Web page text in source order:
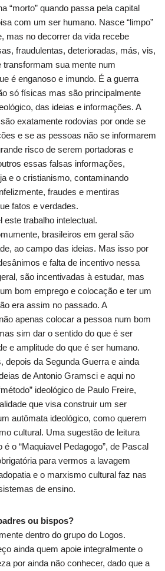
“morto” quando passa pela capital
com um ser humano. Nasce “limpo”
mas no decorrer da vida recebe
fraudulentas, deterioradas, más, vis,
transformam sua mente num
é enganoso e imundo. É a guerra
só físicas mas são principalmente
das ideias e informações. A
exatamente rodovias por onde se
e se as pessoas não se informarem
risco de serem portadoras e
essas falsas informações,
e o cristianismo, contaminando
fraudes e mentiras
fatos e verdades.
trabalho intelectual.
brasileiros em geral são
ao campo das ideias. Mas isso por
e falta de incentivo nessa
são incentivadas à estudar, mas
bom emprego e colocação e ter um
era assim no passado. A
apenas colocar a pessoa num bom
sim dar o sentido do que é ser
e amplitude do que é ser humano.
depois da Segunda Guerra e ainda
de Antonio Gramsci e aqui no
ideológico de Paulo Freire,
que visa construir um ser
autômata ideológico, como querem
cultural. Uma sugestão de leitura
é o “Maquiavel Pedagogo”, de Pascal
para vermos a lavagem
e o marxismo cultural faz nas
de ensino.
ou bispos?
dentro do grupo do Logos.
ainda quem apoie integralmente o
por ainda não conhecer, dado que a